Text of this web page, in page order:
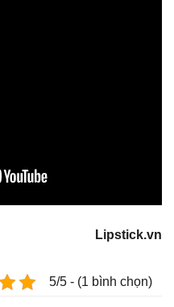
Lipstick.vn
5/5 - (1 bình chọn)